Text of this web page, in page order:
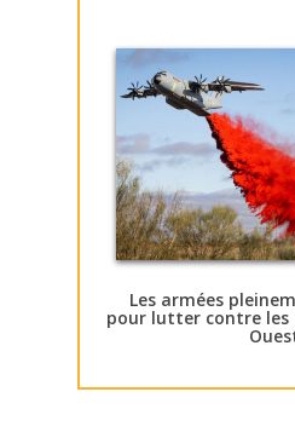
Les armées
pour lutter contre les